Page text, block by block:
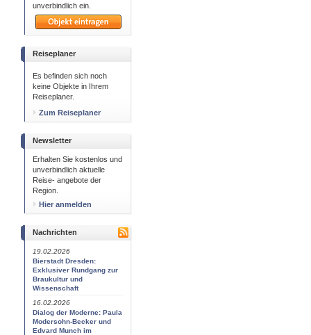
unverbindlich ein.
Reiseplaner
Es befinden sich noch
keine Objekte in Ihrem
Reiseplaner.
Zum Reiseplaner
Newsletter
Erhalten Sie kostenlos und
unverbindlich aktuelle
Reise- angebote der
Region.
Hier anmelden
Nachrichten
19.02.2026
Bierstadt Dresden:
Exklusiver Rundgang zur
Braukultur und
Wissenschaft
16.02.2026
Dialog der Moderne: Paula
Modersohn-Becker und
Edvard Munch im